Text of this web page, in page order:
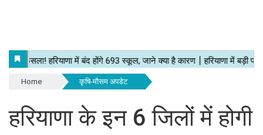
Home कृषि-मौसम अपडेट
हरियाणा के इन 6 जिलों में होगी